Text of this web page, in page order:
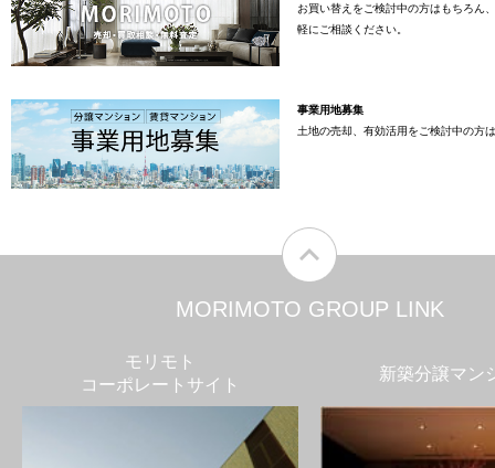
お買い替えをご検討中の方はもちろん
軽にご相談ください。
事業用地募集
土地の売却、有効活用をご検討中の方
MORIMOTO GROUP LINK
モリモト
コーポレートサイト
新築分譲マン